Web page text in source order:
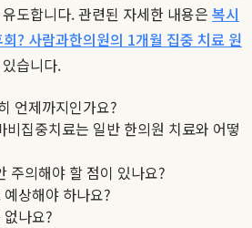
도합니다. 관련된 자세한 내용은 복시
? 사람과한의원의 1개월 집중 치료 원
습니다.
언제까지인가요?
비집중치료는 일반 한의원 치료와 어떻
주의해야 할 점이 있나요?
상해야 하나요?
나요?